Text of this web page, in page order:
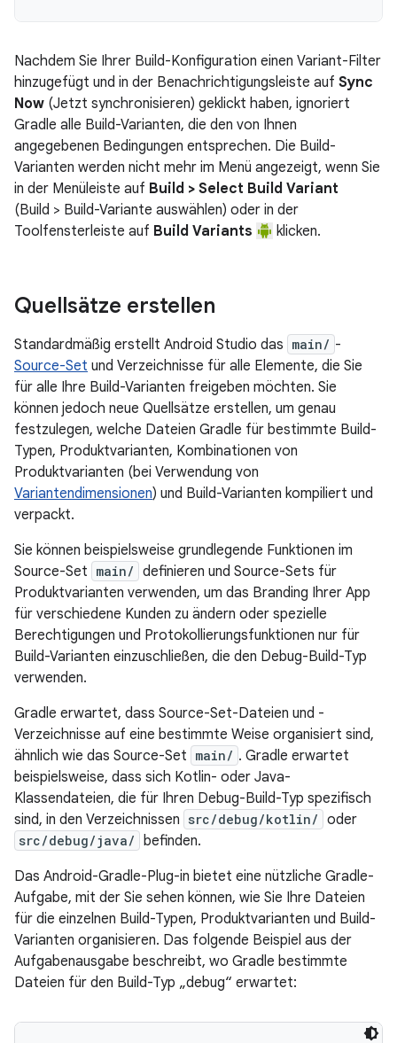
Nachdem Sie Ihrer Build-Konfiguration einen Variant-Filter
hinzugefügt und in der Benachrichtigungsleiste auf Sync
Now (Jetzt synchronisieren) geklickt haben, ignoriert
Gradle alle Build-Varianten, die den von Ihnen
angegebenen Bedingungen entsprechen. Die Build-
Varianten werden nicht mehr im Menü angezeigt, wenn Sie
in der Menüleiste auf Build > Select Build Variant
(Build > Build-Variante auswählen) oder in der
Toolfensterleiste auf Build Variants klicken.
Quellsätze erstellen
Standardmäßig erstellt Android Studio das main/ -
Source-Set und Verzeichnisse für alle Elemente, die Sie
für alle Ihre Build-Varianten freigeben möchten. Sie
können jedoch neue Quellsätze erstellen, um genau
festzulegen, welche Dateien Gradle für bestimmte Build-
Typen, Produktvarianten, Kombinationen von
Produktvarianten (bei Verwendung von
Variantendimensionen) und Build-Varianten kompiliert und
verpackt.
Sie können beispielsweise grundlegende Funktionen im
Source-Set main/ definieren und Source-Sets für
Produktvarianten verwenden, um das Branding Ihrer App
für verschiedene Kunden zu ändern oder spezielle
Berechtigungen und Protokollierungsfunktionen nur für
Build-Varianten einzuschließen, die den Debug-Build-Typ
verwenden.
Gradle erwartet, dass Source-Set-Dateien und -
Verzeichnisse auf eine bestimmte Weise organisiert sind,
ähnlich wie das Source-Set main/ . Gradle erwartet
beispielsweise, dass sich Kotlin- oder Java-
Klassendateien, die für Ihren Debug-Build-Typ spezifisch
sind, in den Verzeichnissen src/debug/kotlin/ oder
src/debug/java/ befinden.
Das Android-Gradle-Plug-in bietet eine nützliche Gradle-
Aufgabe, mit der Sie sehen können, wie Sie Ihre Dateien
für die einzelnen Build-Typen, Produktvarianten und Build-
Varianten organisieren. Das folgende Beispiel aus der
Aufgabenausgabe beschreibt, wo Gradle bestimmte
Dateien für den Build-Typ „debug“ erwartet: